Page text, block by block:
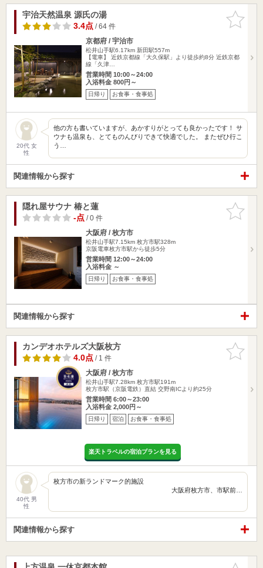
お気に入
りに追加
宇治天然温泉 源氏の湯
3.4点/ 64 件
京都府 / 宇治市
松井山手駅6.17km 新田駅557m
【電車】 近鉄京都線「大久保駅」より徒歩約8分 近鉄京都
線「久津…
営業時間 10:00～24:00
入浴料金 800円～
日帰り お食事・食事処
20代 女
性
他の方も書いていますが、あかすりがとっても良かったです！ サ
ウナも温泉も、とてものんびりできて快適でした。 またぜひ行こ
う…
関連情報から探す
お気に入
りに追加
隠れ屋サウナ 椿と蓮
-点/ 0 件
大阪府 / 枚方市
松井山手駅7.15km 枚方市駅328m
京阪電車枚方市駅から徒歩5分
営業時間 12:00～24:00
入浴料金 ～
日帰り お食事・食事処
関連情報から探す
お気に入
りに追加
カンデオホテルズ大阪枚方
4.0点/ 1 件
大阪府 / 枚方市
松井山手駅7.28km 枚方市駅191m
枚方市駅（京阪電鉄）直結 交野南ICより約25分
営業時間 6:00～23:00
入浴料金 2,000円～
日帰り 宿泊 お食事・食事処
楽天トラベルの宿泊プランを見る
40代 男
性
枚方市の新ランドマーク的施設
大阪府枚方市、市駅前…
関連情報から探す